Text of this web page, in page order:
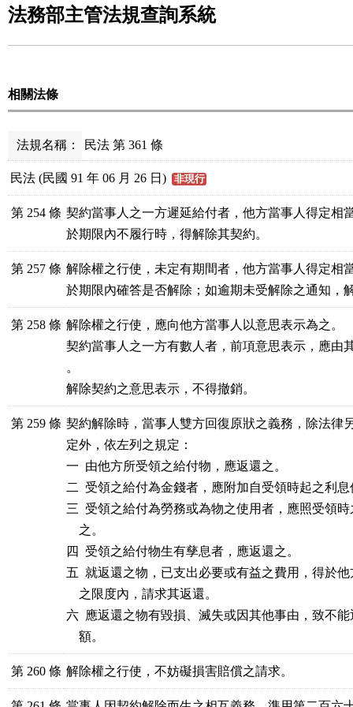
法務部主管法規查詢系統
相關法條
法規名稱： 民法 第 361 條
民法 (民國 91 年 06 月 26 日) 非現行
第 254 條 契約當事人之一方遲延給付者，他方當事人得定相
於期限內不履行時，得解除其契約。
第 257 條 解除權之行使，未定有期間者，他方當事人得定相
於期限內確答是否解除；如逾期未受解除之通知，
第 258 條 解除權之行使，應向他方當事人以意思表示為之。
契約當事人之一方有數人者，前項意思表示，應由
。
解除契約之意思表示，不得撤銷。
第 259 條 契約解除時，當事人雙方回復原狀之義務，除法律
定外，依左列之規定：
一  由他方所受領之給付物，應返還之。
二  受領之給付為金錢者，應附加自受領時起之利
三  受領之給付為勞務或為物之使用者，應照受領
    之。
四  受領之給付物生有孳息者，應返還之。
五  就返還之物，已支出必要或有益之費用，得於
    之限度內，請求其返還。
六  應返還之物有毀損、滅失或因其他事由，致不
    額。
第 260 條 解除權之行使，不妨礙損害賠償之請求。